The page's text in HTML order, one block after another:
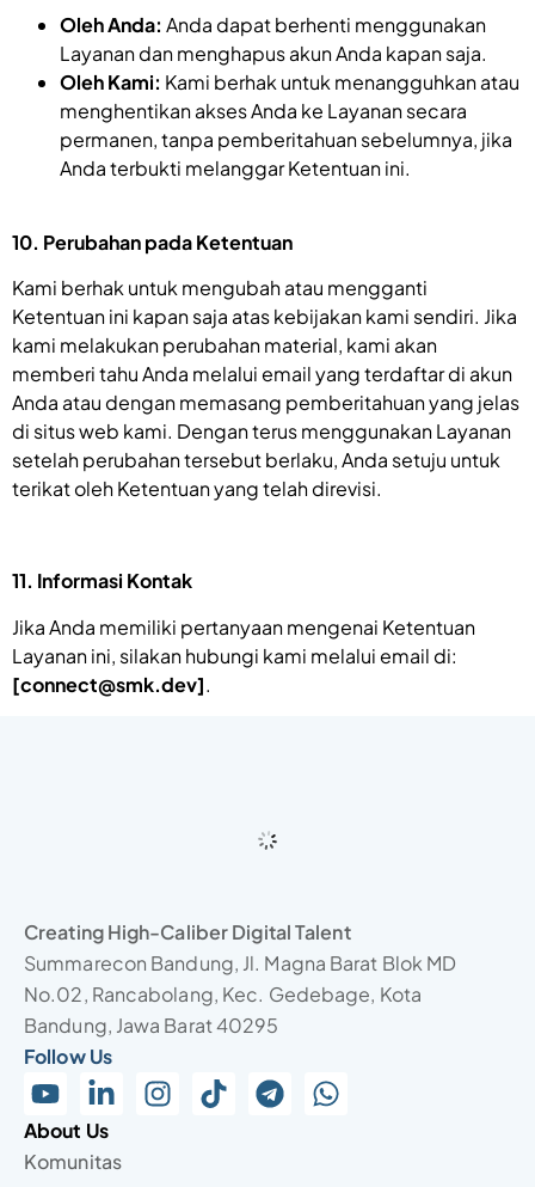
Oleh Anda: Anda dapat berhenti menggunakan
Layanan dan menghapus akun Anda kapan saja.
Oleh Kami: Kami berhak untuk menangguhkan atau
menghentikan akses Anda ke Layanan secara
permanen, tanpa pemberitahuan sebelumnya, jika
Anda terbukti melanggar Ketentuan ini.
10. Perubahan pada Ketentuan
Kami berhak untuk mengubah atau mengganti
Ketentuan ini kapan saja atas kebijakan kami sendiri. Jika
kami melakukan perubahan material, kami akan
memberi tahu Anda melalui email yang terdaftar di akun
Anda atau dengan memasang pemberitahuan yang jelas
di situs web kami. Dengan terus menggunakan Layanan
setelah perubahan tersebut berlaku, Anda setuju untuk
terikat oleh Ketentuan yang telah direvisi.
11. Informasi Kontak
Jika Anda memiliki pertanyaan mengenai Ketentuan
Layanan ini, silakan hubungi kami melalui email di:
[connect@smk.dev].
Creating High-Caliber Digital Talent
Summarecon Bandung, Jl. Magna Barat Blok MD
No.02, Rancabolang, Kec. Gedebage, Kota
Bandung, Jawa Barat 40295
Follow Us
About Us
Komunitas